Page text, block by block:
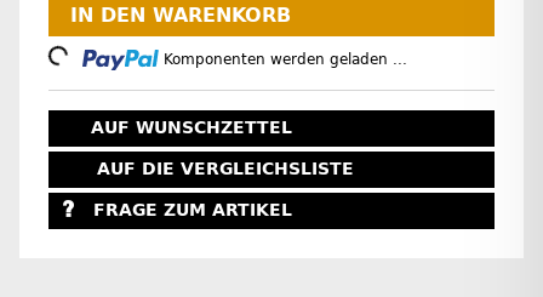
IN DEN WARENKORB
Loading... Komponenten werden geladen ...
AUF WUNSCHZETTEL
AUF DIE VERGLEICHSLISTE
FRAGE ZUM ARTIKEL